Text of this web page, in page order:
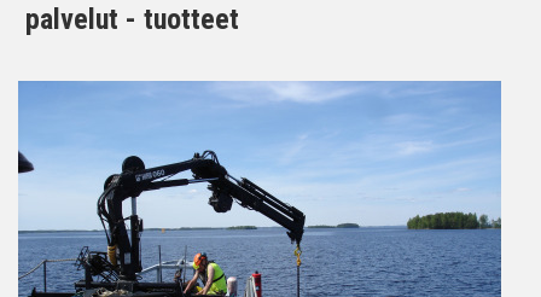
palvelut - tuotteet